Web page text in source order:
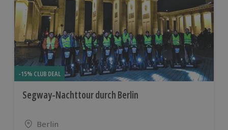
-15% CLUB DEAL
Segway-Nachttour durch Berlin
Standort
Berlin